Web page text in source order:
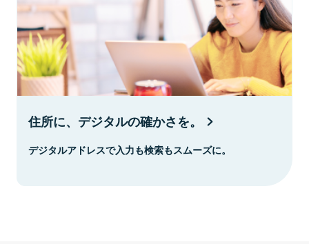
住所に、デジタルの確かさを。
デジタルアドレスで入力も検索もスムーズに。